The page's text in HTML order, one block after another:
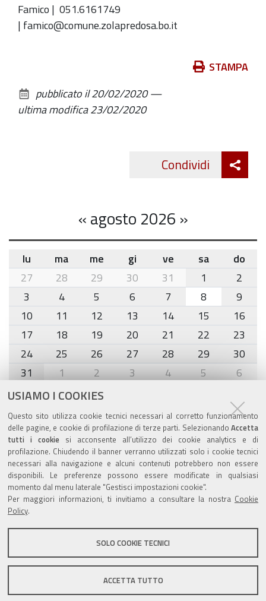
USIAMO I COOKIES
Questo sito utilizza cookie tecnici necessari al corretto funzionamento
delle pagine, e cookie di profilazione di terze parti. Selezionando Accetta
tutti i cookiesi acconsente all’utilizzo dei cookie analytics e di
profilazione. Chiudendo il banner verranno utilizzati solo i cookie tecnici
necessari alla navigazione e alcuni contenuti potrebbero non essere
disponibili. Le preferenze possono essere modificate in qualsiasi
momento dal menu laterale "Gestisci impostazioni cookie".
Per maggiori informazioni, ti invitiamo a consultare la nostra Cookie
Policy.
SOLO COOKIE TECNICI
ACCETTA TUTTO
Famico | 051.6161749
| famico@comune.zolapredosa.bo.it
documento
STAMPA
pubblicato il20/02/2020—
ultima modifica23/02/2020
Condividi
«agosto 2026 »
month-
8
lu ma me gi ve sa
do
27
28 29 30 31 1
2
3
4 5 6 7 8
9
10
11 12 13 14 15
16
17
18 19 20 21 22
23
24
25 26 27 28 29
30
31
1 2 3 4 5 6
Agenda eventi
torna alla sezione
Valuta questo sito
Sito istituzionale Comune di Zola Predosa